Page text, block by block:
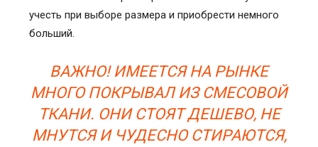
учесть при выборе размера и приобрести немного
больший.
ВАЖНО! ИМЕЕТСЯ НА РЫНКЕ
МНОГО ПОКРЫВАЛ ИЗ СМЕСОВОЙ
ТКАНИ. ОНИ СТОЯТ ДЕШЕВО, НЕ
МНУТСЯ И ЧУДЕСНО СТИРАЮТСЯ,